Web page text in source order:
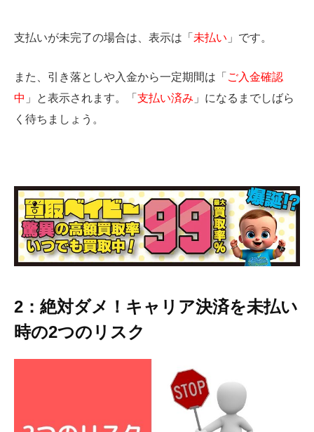
支払いが未完了の場合は、表示は「 未払い 」です。
また、引き落としや入金から一定期間は「 ご入金確認
中 」と表示されます。「 支払い済み 」になるまでしばら
く待ちましょう。
2：絶対ダメ！キャリア決済を未払い
時の2つのリスク